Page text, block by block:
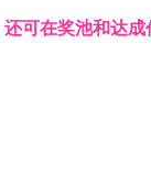
可在奖池和达